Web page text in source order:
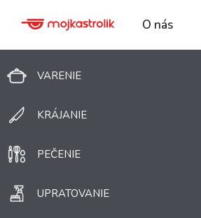
O nás
VARENIE
KRÁJANIE
PEČENIE
UPRATOVANIE